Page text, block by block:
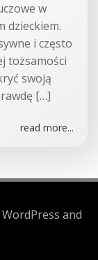
w
dzieckiem.
i często
tożsamości
swoją
[…]
read more...
and